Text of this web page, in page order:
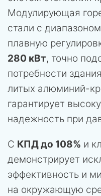
Модулирующая
стали с диапазоном
плавную
280 кВт, точно
потребности
литых алюминий-
гарантирует
надежность при
С КПД до 108% и
демонстрирует
эффективность и
на окружающую